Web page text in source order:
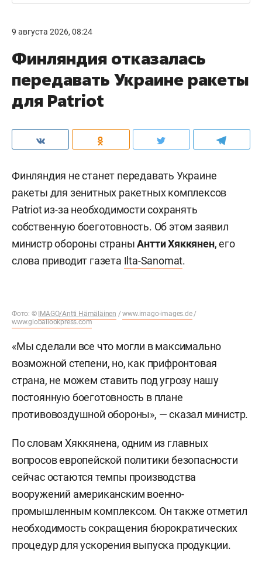
9 августа 2026, 08:24
Финляндия отказалась
передавать Украине ракеты
для Patriot
Финляндия не станет передавать Украине
ракеты для зенитных ракетных комплексов
Patriot из-за необходимости сохранять
собственную боеготовность. Об этом заявил
министр обороны страныАнтти Хяккянен, его
слова приводит газета Ilta-Sanomat.
Фото: © IMAGO/Antti Hämäläinen /www.imago-images.de/
www.globallookpress.com
«Мы сделали все что могли в максимально
возможной степени, но, как прифронтовая
страна, не можем ставить под угрозу нашу
постоянную боеготовность в плане
противовоздушной обороны», — сказал министр.
По словам Хяккянена, одним из главных
вопросов европейской политики безопасности
сейчас остаются темпы производства
вооружений американским военно-
промышленным комплексом. Он также отметил
необходимость сокращения бюрократических
процедур для ускорения выпуска продукции.